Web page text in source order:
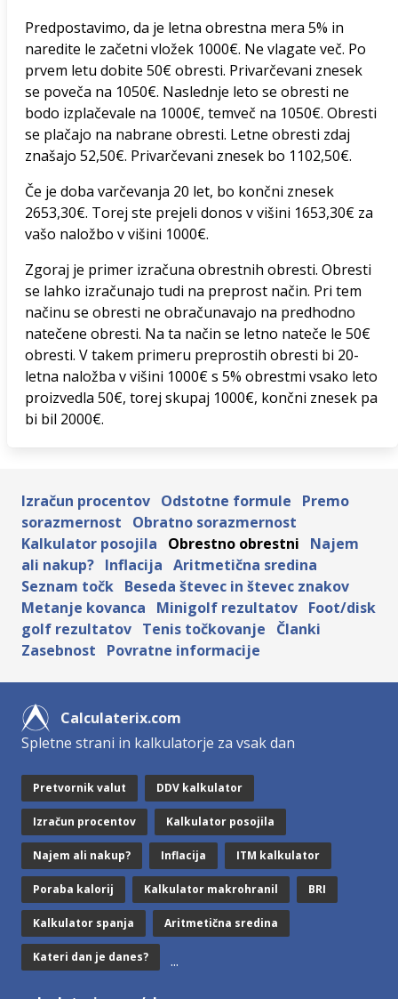
Predpostavimo, da je letna obrestna mera 5% in
naredite le začetni vložek 1000€. Ne vlagate več. Po
prvem letu dobite 50€ obresti. Privarčevani znesek
se poveča na 1050€. Naslednje leto se obresti ne
bodo izplačevale na 1000€, temveč na 1050€. Obresti
se plačajo na nabrane obresti. Letne obresti zdaj
znašajo 52,50€. Privarčevani znesek bo 1102,50€.
Če je doba varčevanja 20 let, bo končni znesek
2653,30€. Torej ste prejeli donos v višini 1653,30€ za
vašo naložbo v višini 1000€.
Zgoraj je primer izračuna obrestnih obresti. Obresti
se lahko izračunajo tudi na preprost način. Pri tem
načinu se obresti ne obračunavajo na predhodno
natečene obresti. Na ta način se letno nateče le 50€
obresti. V takem primeru preprostih obresti bi 20-
letna naložba v višini 1000€ s 5% obrestmi vsako leto
proizvedla 50€, torej skupaj 1000€, končni znesek pa
bi bil 2000€.
Izračun procentov Odstotne formule
Premo
sorazmernost
Obratno sorazmernost
Kalkulator posojila
Obrestno obrestni
Najem
ali nakup? Inflacija Aritmetična sredina
Seznam točk Beseda števec in števec znakov
Metanje kovanca
Minigolf rezultatov Foot/disk
golf rezultatov Tenis točkovanje
Članki
Zasebnost
Povratne informacije
Calculaterix.com
Spletne strani in kalkulatorje za vsak dan
Pretvornik valut DDV kalkulator
Izračun procentov Kalkulator posojila
Najem ali nakup? Inflacija ITM kalkulator
Poraba kalorij Kalkulator makrohranil BRI
Kalkulator spanja Aritmetična sredina
Kateri dan je danes? ...